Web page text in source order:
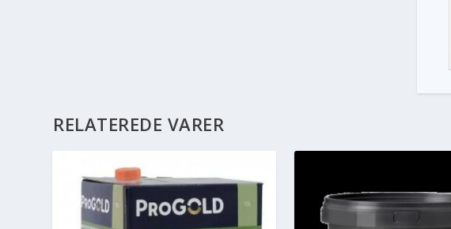
RELATEREDE VARER